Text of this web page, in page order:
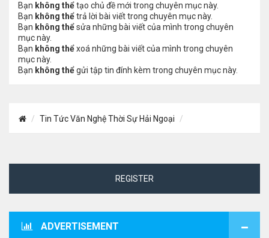
Bạn không thểtạo chủ đề mới trong chuyên mục này.
Bạn không thểtrả lời bài viết trong chuyên mục này.
Bạn không thểsửa những bài viết của mình trong chuyên
mục này.
Bạn không thểxoá những bài viết của mình trong chuyên
mục này.
Bạn không thểgửi tập tin đính kèm trong chuyên mục này.
Tin Tức Văn Nghệ Thời Sự Hải Ngoại
REGISTER
ADVERTISEMENT